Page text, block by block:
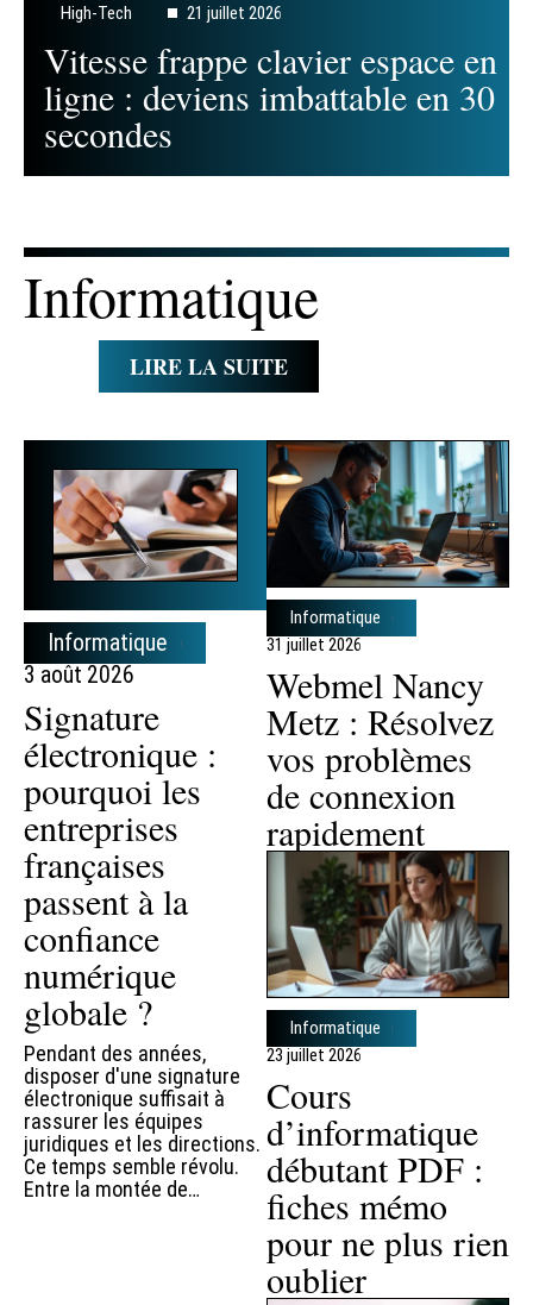
High-Tech 21 juillet 2026
Vitesse frappe clavier espace en
ligne : deviens imbattable en 30
secondes
Informatique
LIRE LA SUITE
Informatique
3 août 2026
Signature
électronique :
pourquoi les
entreprises
françaises
passent à la
confiance
numérique
globale ?
Pendant des années,
disposer d'une signature
électronique suffisait à
rassurer les équipes
juridiques et les directions.
Ce temps semble révolu.
Entre la montée de…
Informatique
31 juillet 2026
Webmel Nancy
Metz : Résolvez
vos problèmes
de connexion
rapidement
Informatique
23 juillet 2026
Cours
d’informatique
débutant PDF :
fiches mémo
pour ne plus rien
oublier